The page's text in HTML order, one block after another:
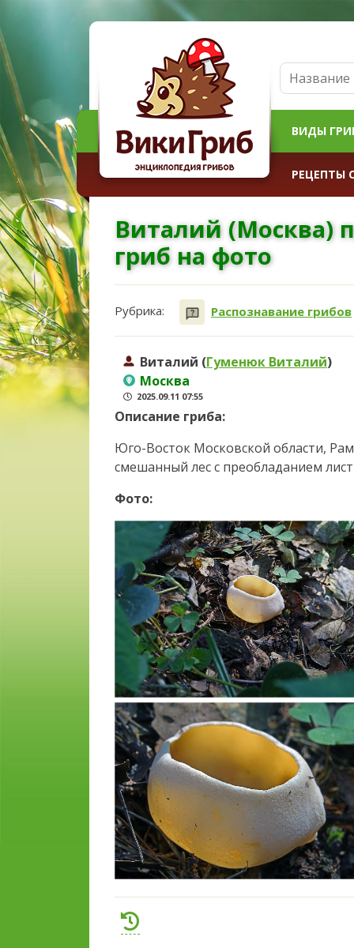
ВИДЫ
РЕЦЕПТЫ
Виталий (Москва)
гриб на фото
Рубрика: Распознавание грибов
Виталий (Гуменюк Виталий)
Москва
2025.09.11 07:55
Описание гриба:
Юго-Восток Московской области,
смешанный лес с преобладанием
Фото: